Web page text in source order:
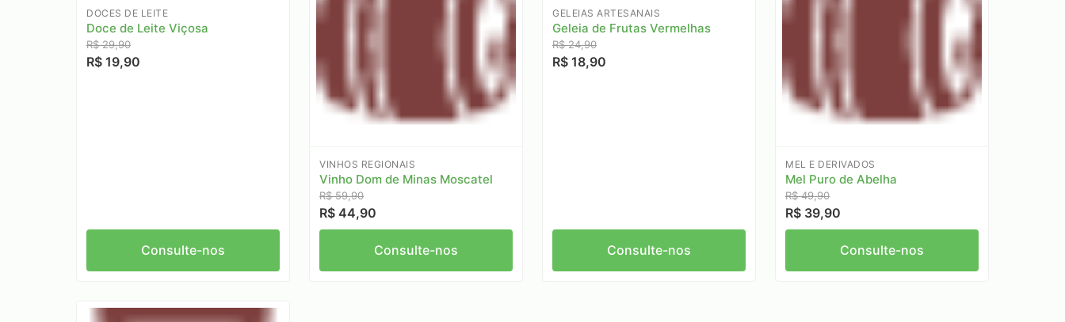
DOCES DE LEITE
Doce de Leite Viçosa
R$ 29,90
R$ 19,90
Consulte-nos
VINHOS REGIONAIS
Vinho Dom de Minas Moscatel
R$ 59,90
R$ 44,90
Consulte-nos
GELEIAS ARTESANAIS
Geleia de Frutas Vermelhas
R$ 24,90
R$ 18,90
Consulte-nos
MEL E DERIVADOS
Mel Puro de Abelha
R$ 49,90
R$ 39,90
Consulte-nos